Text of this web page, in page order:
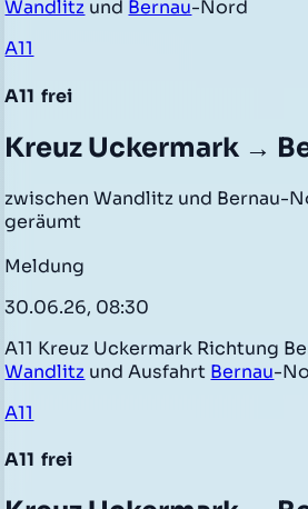
Wandlitz und Bernau-Nord
A11
A11 frei
Kreuz Uckermark →
zwischen Wandlitz und Bernau-
geräumt
Meldung
30.06.26, 08:30
A11 Kreuz Uckermark Richtung
Wandlitz und Ausfahrt Bernau-
A11
A11 frei